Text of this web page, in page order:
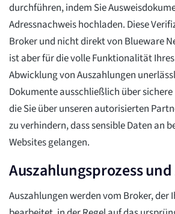
durchführen, indem Sie
Adressnachweis hochladen. Diese
Broker und nicht direkt von Blueware
ist aber für die volle Funktionalität
Abwicklung von Auszahlungen
Dokumente ausschließlich über
die Sie über unseren autorisierten
zu verhindern, dass sensible Daten an
Websites gelangen.
Auszahlungsprozess
Auszahlungen werden vom Broker, der